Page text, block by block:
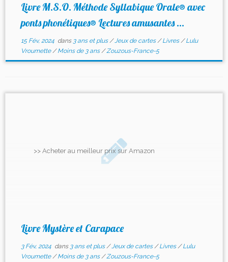
Livre M.S.O. Méthode Syllabique Orale® avec
ponts phonétiques® Lectures amusantes ...
15 Fév, 2024dans 3 ans et plus/Jeux de cartes/Livres/Lulu
Vroumette/Moins de 3 ans/Zouzous-France-5
>> Acheter au meilleur prix sur Amazon
Livre Mystère et Carapace
3 Fév, 2024dans 3 ans et plus/Jeux de cartes/Livres/Lulu
Vroumette/Moins de 3 ans/Zouzous-France-5